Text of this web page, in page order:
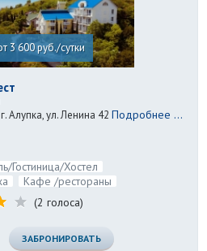
3 600 руб./сутки
Алупка, ул. Ленина 42 Подробнее ...
Гостиница/Хостел
Кафе /рестораны
(2 голоса)
ЗАБРОНИРОВАТЬ